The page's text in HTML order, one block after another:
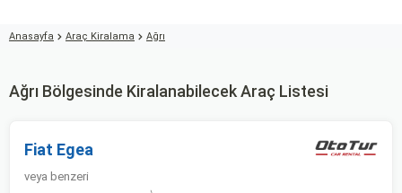
Anasayfa Araç Kiralama Ağrı
Ağrı Bölgesinde Kiralanabilecek Araç Listesi
Fiat Egea
veya benzeri